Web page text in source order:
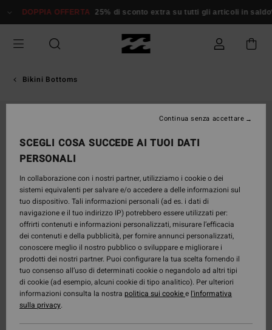
alle
prodotto
DOPPIA OFFERTA 25% di sconto extra su tutti gli articoli in saldo*
Bikini Bottoms
SCEGLI COSA SUCCEDE AI TUOI DATI
PERSONALI
In collaborazione con i nostri partner, utilizziamo i cookie o dei
sistemi equivalenti per salvare e/o accedere a delle informazioni sul
tuo dispositivo. Tali informazioni personali (ad es. i dati di
navigazione e il tuo indirizzo IP) potrebbero essere utilizzati per:
offrirti contenuti e informazioni personalizzati, misurare l’efficacia
dei contenuti e della pubblicità, per fornire annunci personalizzati,
conoscere meglio il nostro pubblico o sviluppare e migliorare i
prodotti dei nostri partner. Puoi configurare la tua scelta fornendo il
tuo consenso all’uso di determinati cookie o negandolo ad altri tipi
di cookie (ad esempio, alcuni cookie di tipo analitico). Per ulteriori
informazioni consulta la nostra politica sui cookiee l'informativa
sulla privacy.
Continua senza accettare